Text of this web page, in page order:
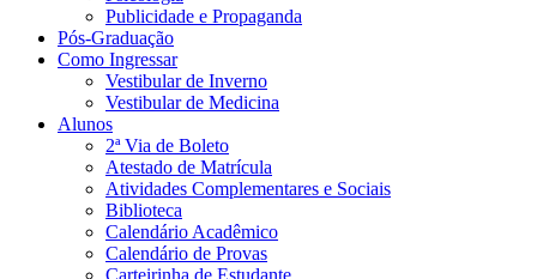
Publicidade e Propaganda
Pós-Graduação
Como Ingressar
Vestibular de Inverno
Vestibular de Medicina
Alunos
2ª Via de Boleto
Atestado de Matrícula
Atividades Complementares e Sociais
Biblioteca
Calendário Acadêmico
Calendário de Provas
Carteirinha de Estudante